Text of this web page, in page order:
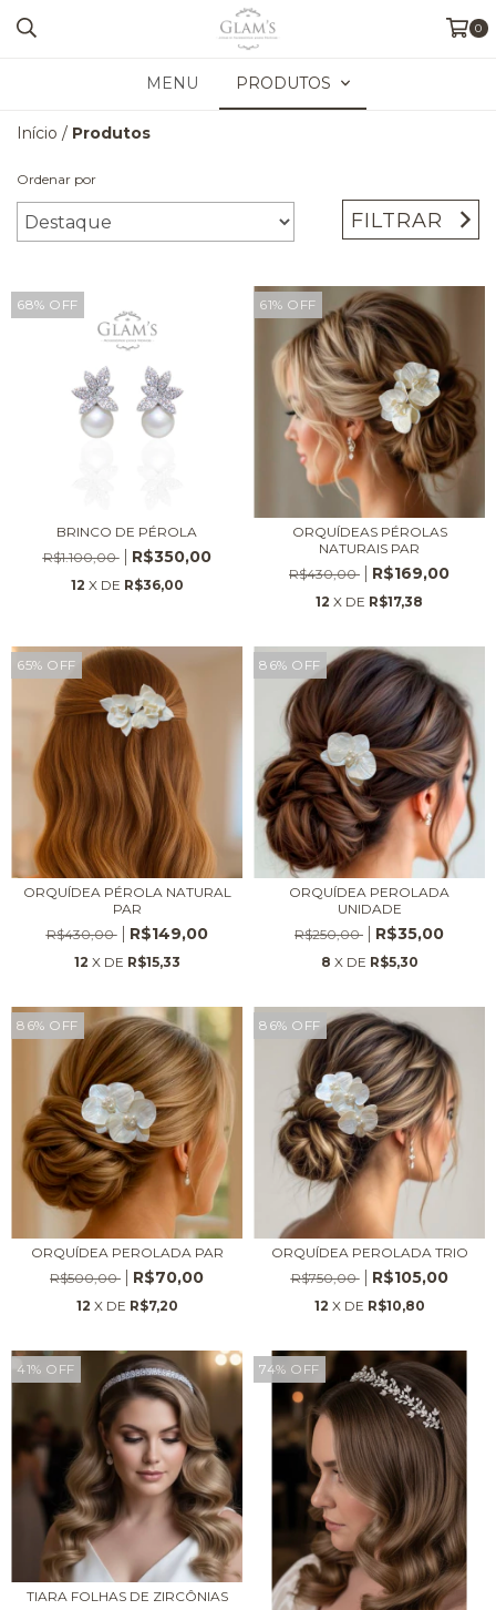
0
MENU PRODUTOS
Início / Produtos
Ordenar por
FILTRAR
68% OFF
BRINCO DE PÉROLA
R$1.100,00
R$350,00
12 X DE R$36,00
61% OFF
ORQUÍDEAS PÉROLAS
NATURAIS PAR
R$430,00
R$169,00
12 X DE R$17,38
65% OFF
ORQUÍDEA PÉROLA NATURAL
PAR
R$430,00
R$149,00
12 X DE R$15,33
86% OFF
ORQUÍDEA PEROLADA
UNIDADE
R$250,00
R$35,00
8 X DE R$5,30
86% OFF
ORQUÍDEA PEROLADA PAR
R$500,00
R$70,00
12 X DE R$7,20
86% OFF
ORQUÍDEA PEROLADA TRIO
R$750,00
R$105,00
12 X DE R$10,80
41% OFF
TIARA FOLHAS DE ZIRCÔNIAS
74% OFF